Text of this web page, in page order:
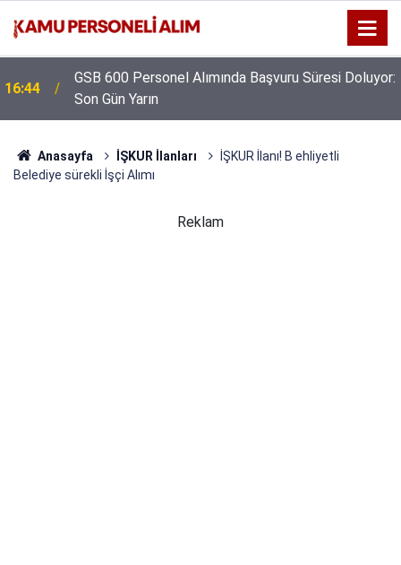
16:44
GSB 600 Personel Alımında Başvuru Süresi Doluyor:
Son Gün Yarın
Anasayfa İŞKUR İlanları
İŞKUR İlanı! B ehliyetli
Belediye sürekli İşçi Alımı
Reklam